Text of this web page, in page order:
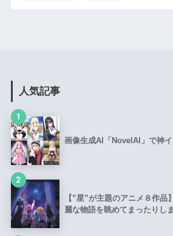
人気記事
1
画像生成AI「NovelAI」で神イ
2
【”星”が主題のアニメ８作
麗な物語を眺めてまったりし